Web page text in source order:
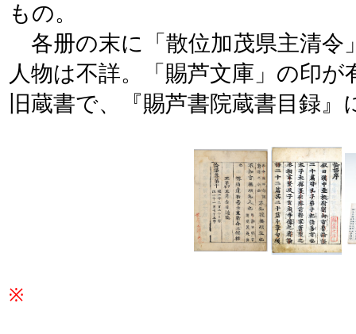
もの。
各册の末に「散位加茂県主清令
人物は不詳。「賜芦文庫」の印
旧蔵書で、『賜芦書院蔵書目録
※